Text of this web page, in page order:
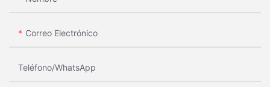
Correo Electrónico
Teléfono/WhatsApp